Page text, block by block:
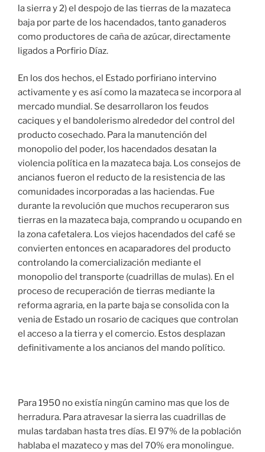
la sierra y 2) el despojo de las tierras de la mazateca
baja por parte de los hacendados, tanto ganaderos
como productores de caña de azúcar, directamente
ligados a Porfirio Díaz.
En los dos hechos, el Estado porfiriano intervino
activamente y es así como la mazateca se incorpora al
mercado mundial. Se desarrollaron los feudos
caciques y el bandolerismo alrededor del control del
producto cosechado. Para la manutención del
monopolio del poder, los hacendados desatan la
violencia política en la mazateca baja. Los consejos de
ancianos fueron el reducto de la resistencia de las
comunidades incorporadas a las haciendas. Fue
durante la revolución que muchos recuperaron sus
tierras en la mazateca baja, comprando u ocupando en
la zona cafetalera. Los viejos hacendados del café se
convierten entonces en acaparadores del producto
controlando la comercialización mediante el
monopolio del transporte (cuadrillas de mulas). En el
proceso de recuperación de tierras mediante la
reforma agraria, en la parte baja se consolida con la
venia de Estado un rosario de caciques que controlan
el acceso a la tierra y el comercio. Estos desplazan
definitivamente a los ancianos del mando político.
Para 1950 no existía ningún camino mas que los de
herradura. Para atravesar la sierra las cuadrillas de
mulas tardaban hasta tres días. El 97% de la población
hablaba el mazateco y mas del 70% era monolingue.